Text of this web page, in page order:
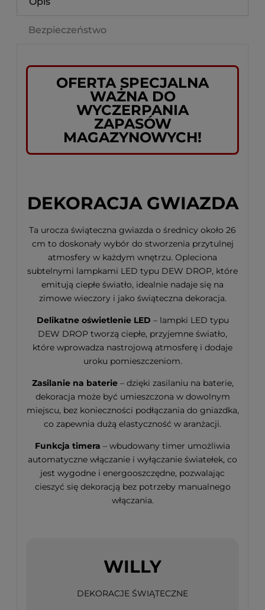
Bezpieczeństwo
OFERTA SPECJALNA
WAŻNA DO
WYCZERPANIA
ZAPASÓW
MAGAZYNOWYCH!
DEKORACJA GWIAZDA
Ta urocza świąteczna gwiazda o średnicy około 26
cm to doskonały wybór do stworzenia przytulnej
atmosfery w każdym wnętrzu. Opleciona
subtelnymi lampkami LED typu DEW DROP, które
emitują ciepłe światło, idealnie nadaje się na
zimowe wieczory i jako świąteczna dekoracja.
Delikatne oświetlenie LED – lampki LED typu
DEW DROP tworzą ciepłe, przyjemne światło,
które wprowadza nastrojową atmosferę i dodaje
uroku pomieszczeniom.
Zasilanie na baterie– dzięki zasilaniu na baterie,
dekoracja może być umieszczona w dowolnym
miejscu, bez konieczności podłączania do gniazdka,
co zapewnia dużą elastyczność w aranżacji.
Funkcja timera – wbudowany timer umożliwia
automatyczne włączanie i wyłączanie światełek, co
jest wygodne i energooszczędne, pozwalając
cieszyć się dekoracją bez potrzeby manualnego
włączania.
WILLY
DEKORACJE ŚWIĄTECZNE